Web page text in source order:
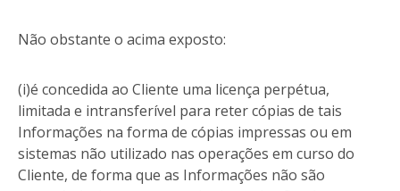
Não obstante o acima exposto:
(i)é concedida ao Cliente uma licença perpétua,
limitada e intransferível para reter cópias de tais
Informações na forma de cópias impressas ou em
sistemas não utilizado nas operações em curso do
Cliente, de forma que as Informações não são